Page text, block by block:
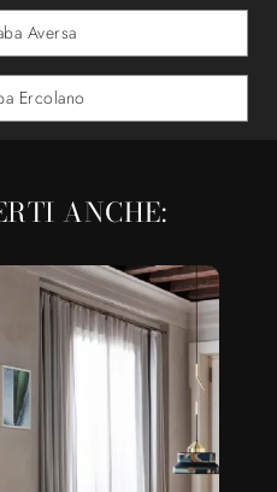
Aversa
Ercolano
ANCHE: